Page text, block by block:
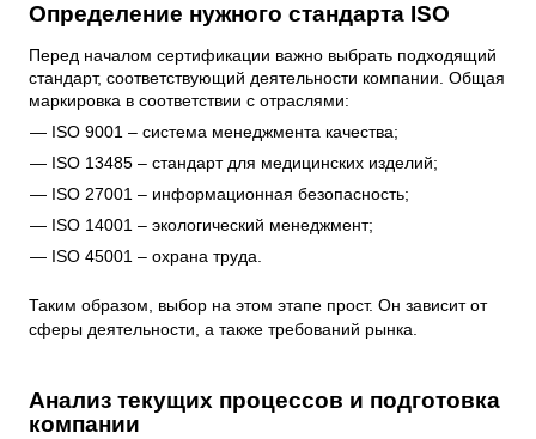
Определение нужного стандарта ISO
Перед началом сертификации важно выбрать подходящий
стандарт, соответствующий деятельности компании. Общая
маркировка в соответствии с отраслями:
ISO 9001 – система менеджмента качества;
ISO 13485 – стандарт для медицинских изделий;
ISO 27001 – информационная безопасность;
ISO 14001 – экологический менеджмент;
ISO 45001 – охрана труда.
Таким образом, выбор на этом этапе прост. Он зависит от
сферы деятельности, а также требований рынка.
Анализ текущих процессов и подготовка
компании